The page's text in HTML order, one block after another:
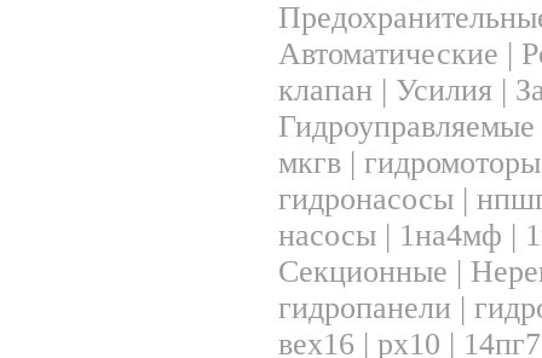
Автоматические |
клапан | Усилия |
Гидроуправляемые
мкгв | гидромоторы
гидронасосы |
насосы | 1на4мф |
Секционные |
гидропанели |
вех16 | рх10 |